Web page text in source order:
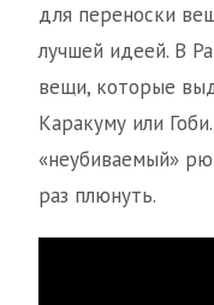
для переноски
лучшей идеей. В
вещи, которые
Каракуму или
«неубиваемый»
раз плюнуть.